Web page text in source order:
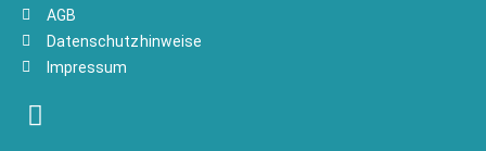
AGB
Datenschutzhinweise
Impressum